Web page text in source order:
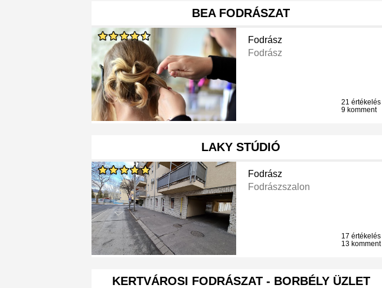
BEA FODRÁSZAT
Fodrász
Fodrász
21 értékelés
9 komment
LAKY STÚDIÓ
Fodrász
Fodrászszalon
17 értékelés
13 komment
KERTVÁROSI FODRÁSZAT - BORBÉLY ÜZLET